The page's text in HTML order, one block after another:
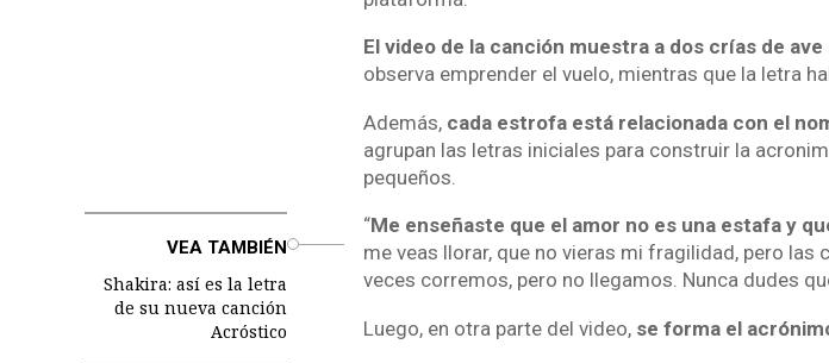
El video de la canción muestra a dos crías de
observa emprender el vuelo, mientras que la letra
Además, cada estrofa está relacionada con el
agrupan las letras iniciales para construir la
pequeños.
VEA TAMBIÉN
Shakira: así es la letra
de su nueva canción
Acróstico
“Me enseñaste que el amor no es una estafa y
me veas llorar, que no vieras mi fragilidad, pero
veces corremos, pero no llegamos. Nunca dudes
Luego, en otra parte del video, se forma el